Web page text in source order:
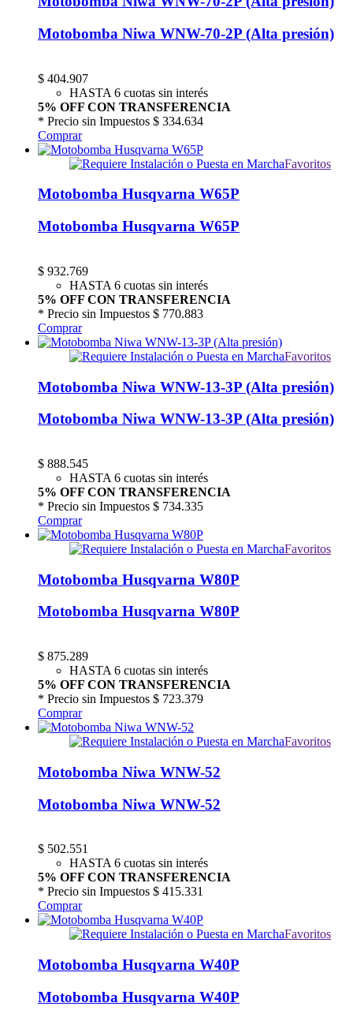
Motobomba Niwa WNW-70-2P (Alta presión)
$ 404.907
HASTA 6 cuotas sin interés
5% OFF CON TRANSFERENCIA
* Precio sin Impuestos $ 334.634
Comprar
Favoritos
Motobomba Husqvarna W65P
Motobomba Husqvarna W65P
$ 932.769
HASTA 6 cuotas sin interés
5% OFF CON TRANSFERENCIA
* Precio sin Impuestos $ 770.883
Comprar
Favoritos
Motobomba Niwa WNW-13-3P (Alta presión)
Motobomba Niwa WNW-13-3P (Alta presión)
$ 888.545
HASTA 6 cuotas sin interés
5% OFF CON TRANSFERENCIA
* Precio sin Impuestos $ 734.335
Comprar
Favoritos
Motobomba Husqvarna W80P
Motobomba Husqvarna W80P
$ 875.289
HASTA 6 cuotas sin interés
5% OFF CON TRANSFERENCIA
* Precio sin Impuestos $ 723.379
Comprar
Favoritos
Motobomba Niwa WNW-52
Motobomba Niwa WNW-52
$ 502.551
HASTA 6 cuotas sin interés
5% OFF CON TRANSFERENCIA
* Precio sin Impuestos $ 415.331
Comprar
Favoritos
Motobomba Husqvarna W40P
Motobomba Husqvarna W40P